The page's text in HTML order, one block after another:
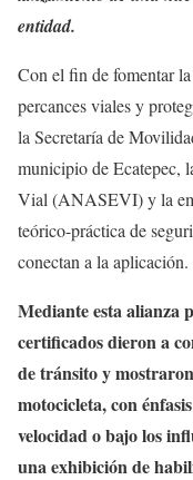
entidad.
Con el fin de fomentar
percances viales y
la Secretaría de
municipio de Ecatepec,
Vial (ANASEVI) y la
teórico-práctica de
conectan a la aplicación.
Mediante esta alianza
certificados dieron a
de tránsito y
motocicleta, con
velocidad o bajo los
una exhibición de